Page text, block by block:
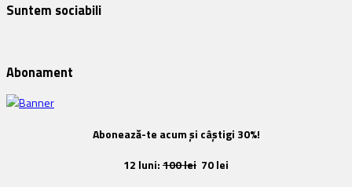
Suntem sociabili
Abonament
Abonează-te acum și câștigi 30%!
12 luni:100 lei 70 lei